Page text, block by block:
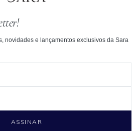
novidades e lançamentos exclusivos da Sara
ASSINAR